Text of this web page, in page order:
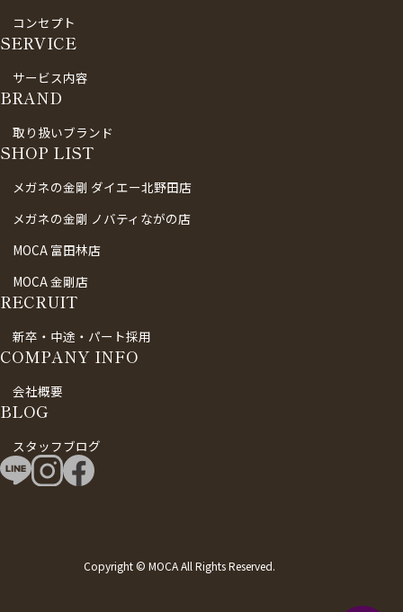
コンセプト
SERVICE
サービス内容
BRAND
取り扱いブランド
SHOP LIST
メガネの金剛 ダイエー北野田店
メガネの金剛 ノバティながの店
MOCA 富田林店
MOCA 金剛店
RECRUIT
新卒・中途・パート採用
COMPANY INFO
会社概要
BLOG
スタッフブログ
Copyright © MOCA All Rights Reserved.